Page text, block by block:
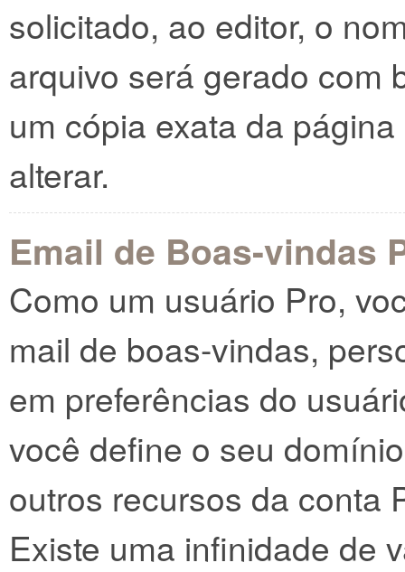
solicitado, ao editor, o
arquivo será gerado com
um cópia exata da
alterar.
Email de Boas-vindas
Como um usuário Pro,
mail de boas-vindas,
em preferências do
você define o seu
outros recursos da conta
Existe uma infinidade de